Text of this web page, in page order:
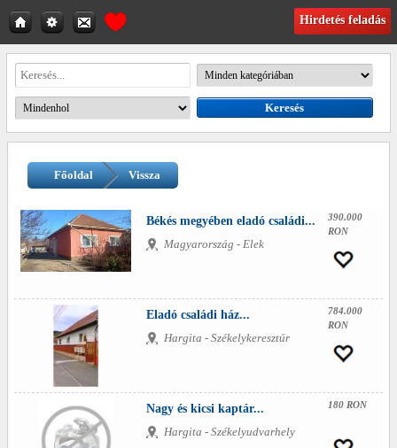
Hirdetés feladás
Főoldal Vissza
Békés megyében eladó családi...
Magyarország - Elek
390.000
RON
Eladó családi ház...
Hargita - Székelykeresztúr
784.000
RON
Nagy és kicsi kaptár...
Hargita - Székelyudvarhely
180 RON